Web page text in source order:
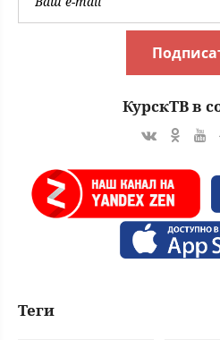
КурскТВ в
Теги